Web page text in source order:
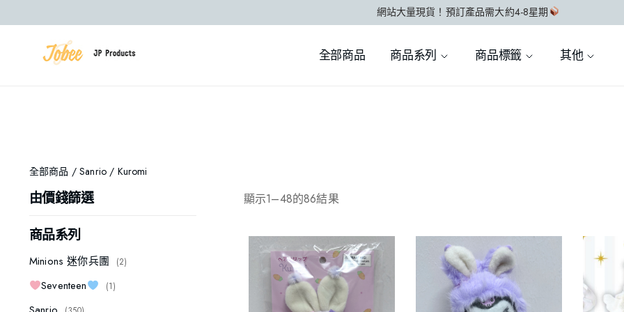
網站大量現貨！預訂產品需大約4-8星期
全部商品 商品系列 商品標籤 其他
全部商品 /Sanrio / Kuromi
顯示1–48的86結果
由價錢篩選
商品系列
Minions 迷你兵團
2
Seventeen 1